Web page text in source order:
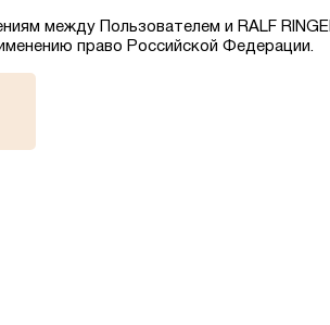
между Пользователем и RALF
право Российской Федерации.